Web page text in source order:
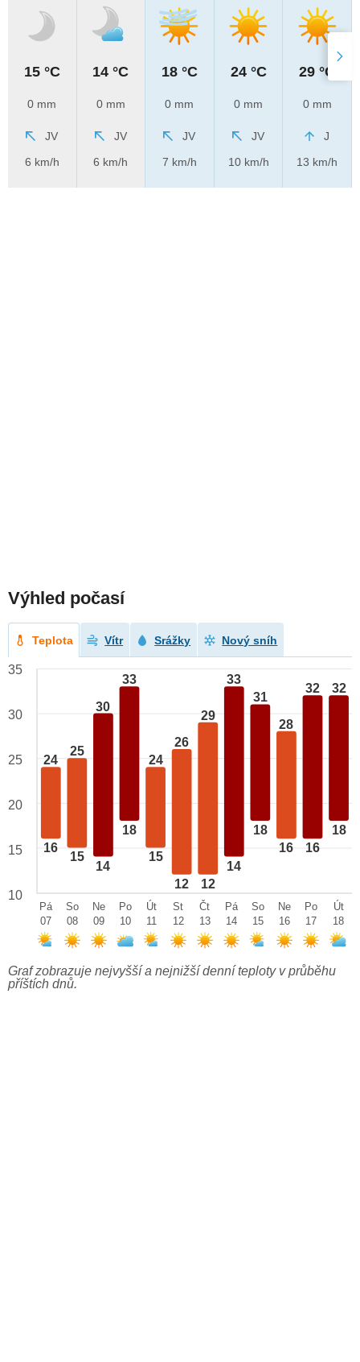
15 °C
0 mm
JV
6 km/h
14 °C
0 mm
JV
6 km/h
18 °C
0 mm
JV
7 km/h
24 °C
0 mm
JV
10 km/h
29 °C
0 mm
J
13 km/h
Výhled počasí
Teplota Vítr Srážky Nový sníh
24
16
25
15
30
14
33
18
24
15
26
12
29
12
33
14
31
18
28
16
32
16
32
18
35
30
25
20
15
10
Pá
07
So
08
Ne
09
Po
10
Út
11
St
12
Čt
13
Pá
14
So
15
Ne
16
Po
17
Út
18
Graf zobrazuje nejvyšší a nejnižší denní teploty v průběhu
příštích dnů.